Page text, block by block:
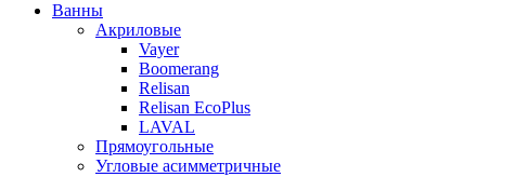
Ванны
Акриловые
Vayer
Boomerang
Relisan
Relisan EcoPlus
LAVAL
Прямоугольные
Угловые асимметричные